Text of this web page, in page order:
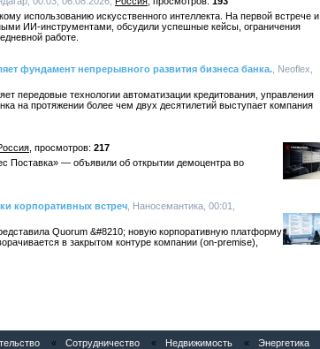
использованию искусственного интеллекта. На первой встрече и
ИИ-инструментами, обсудили успешные кейсы, ограничения
работе.
фундамент непрерывного развития бизнеса банка. , Neoflex,
передовые технологии автоматизации кредитования, управления
на протяжении более чем двух десятилетий выступает компания
217
Поставка» — объявили об открытии демоцентра во
корпоративных встреч , Наносемантика, 00:01,
Quorum &#8210; новую корпоративную платформу
в закрытом контуре компании (on-premise),
« Сотрудничество « Недвижимость « Энергетика